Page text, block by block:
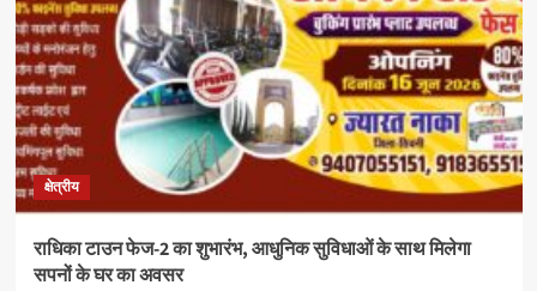
क्षेत्रीय
राधिका टाउन फेज-2 का शुभारंभ, आधुनिक सुविधाओं के साथ मिलेगा
सपनों के घर का अवसर